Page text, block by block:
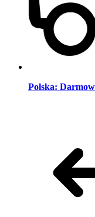
Polska: